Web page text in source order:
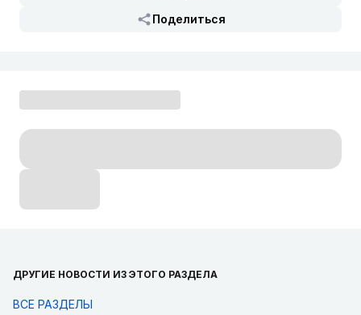
Поделиться
ДРУГИЕ НОВОСТИ ИЗ ЭТОГО РАЗДЕЛА
ВСЕ РАЗДЕЛЫ